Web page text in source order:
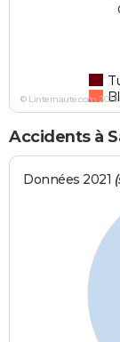
© Linternaute.com 2026
Accidents à
Données 2021